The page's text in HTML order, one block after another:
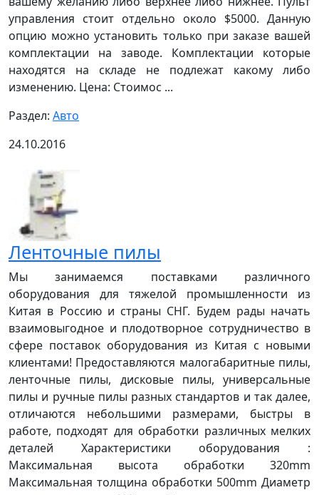
управления стоит отдельно около $5000. Данную
опцию можно установить только при заказе вашей
комплектации на заводе. Комплектации которые
находятся на складе не подлежат какому либо
изменению. Цена: Стоимос ...
Раздел: Авто
24.10.2016
Ленточные пилы
Мы занимаемся поставками различного
оборудования для тяжелой промышленности из
Китая в Россию и страны СНГ. Будем рады начать
взаимовыгодное и плодотворное сотрудничество в
сфере поставок оборудования из Китая с новыми
клиентами! Предоставляются малогабаритные пилы,
ленточные пилы, дисковые пилы, универсальные
пилы и ручные пилы разных стандартов и так далее,
отличаются небольшими размерами, быстры в
работе, подходят для обработки различных мелких
деталей Характеристики оборудования :
Максимальная высота обработки 320mm
Максимальная толщина обработки 500mm Диаметр